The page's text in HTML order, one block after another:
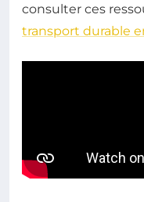
consulter ces
transport durable